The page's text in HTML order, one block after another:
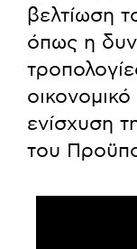
βελτίωση
όπως η
ενίσχυση
του